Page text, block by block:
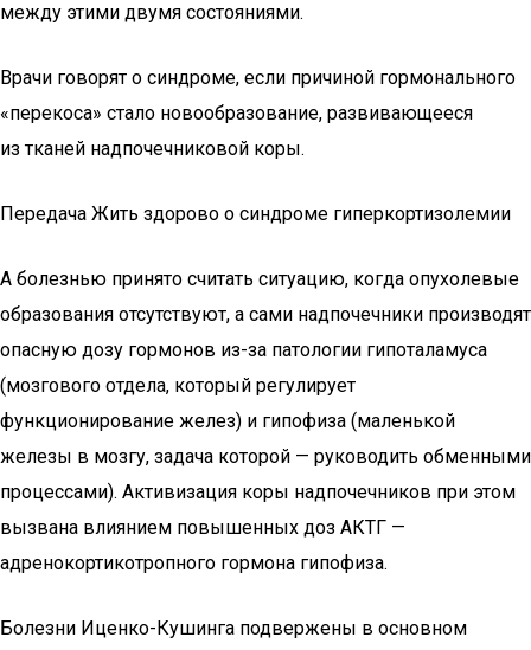
между этими двумя состояниями.
Врачи говорят о синдроме, если причиной гормонального
«перекоса» стало новообразование, развивающееся
из тканей надпочечниковой коры.
Передача Жить здорово о синдроме гиперкортизолемии
А болезнью принято считать ситуацию, когда опухолевые
образования отсутствуют, а сами надпочечники производят
опасную дозу гормонов из-за патологии гипоталамуса
(мозгового отдела, который регулирует
функционирование желез) и гипофиза (маленькой
железы в мозгу, задача которой — руководить обменными
процессами). Активизация коры надпочечников при этом
вызвана влиянием повышенных доз АКТГ —
адренокортикотропного гормона гипофиза.
Болезни Иценко-Кушинга подвержены в основном